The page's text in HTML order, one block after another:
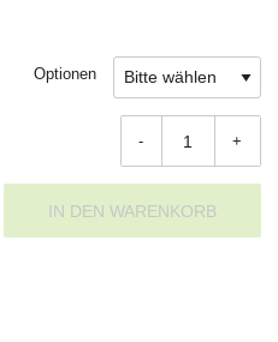
Optionen
- +
IN DEN WARENKORB